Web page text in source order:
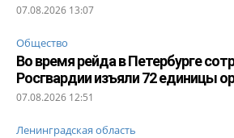
07.08.2026 13:07
Общество
Во время рейда в Петербурге
Росгвардии изъяли 72 единицы
07.08.2026 12:51
Ленинградская область